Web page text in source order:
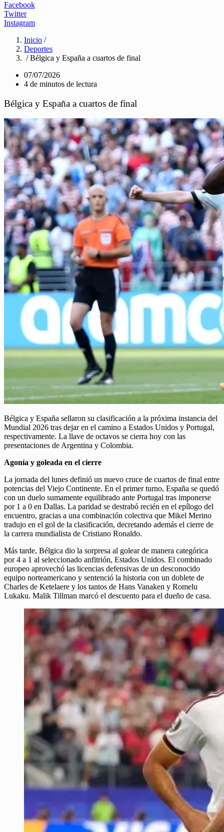
Facebook
Twitter
Instagram
Inicio /
Deportes
/ Bélgica y España a cuartos de final
07/07/2026
4 de minutos de lectura
Bélgica y España a cuartos de final
Bélgica y España sellaron su clasificación a la próxima instancia del
Mundial 2026 tras dejar en el camino a Estados Unidos y Portugal,
respectivamente. La llave de octavos se cierra hoy con las
presentaciones de Argentina y Colombia.
Agonía y goleada en el cierre
La jornada del lunes definió un nuevo cruce de cuartos de final entre
potencias del Viejo Continente. En el primer turno, España se quedó
con un duelo sumamente equilibrado ante Portugal tras imponerse
por 1 a 0 en Dallas. La paridad se destrabó recién en el epílogo del
encuentro, gracias a una combinación colectiva que Mikel Merino
tradujo en el gol de la clasificación, decretando además el cierre de
la carrera mundialista de Cristiano Ronaldo.
Más tarde, Bélgica dio la sorpresa al golear de manera categórica
por 4 a 1 al seleccionado anfitrión, Estados Unidos. El combinado
europeo aprovechó las licencias defensivas de un desconocido
equipo norteamericano y sentenció la historia con un doblete de
Charles de Ketelaere y los tantos de Hans Vanaken y Romelu
Lukaku. Malik Tillman marcó el descuento para el dueño de casa.